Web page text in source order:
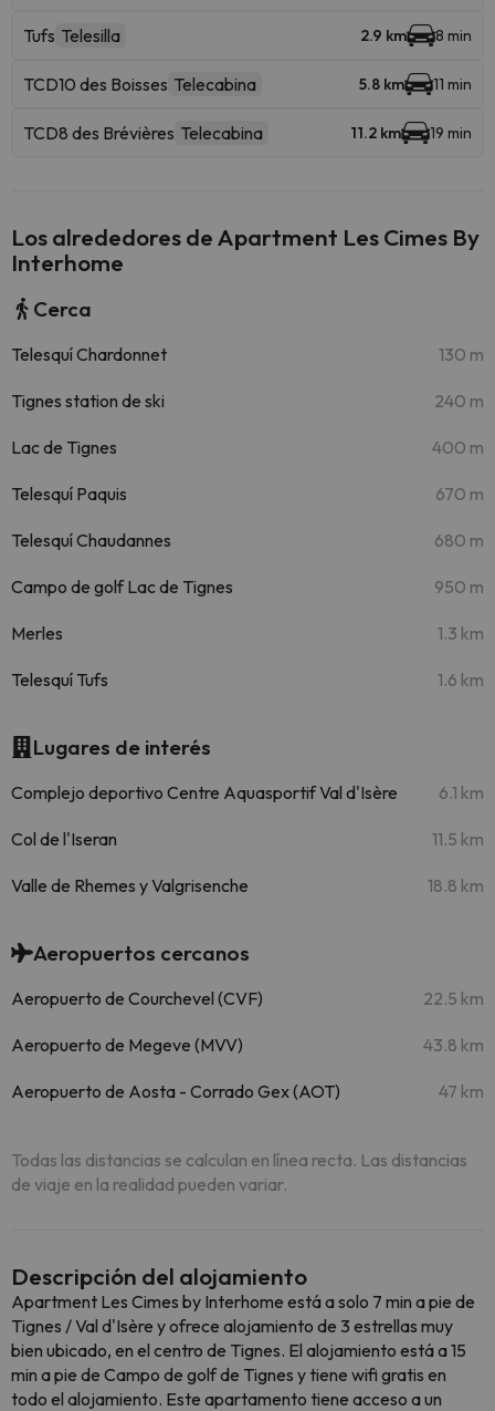
Tufs Telesilla 2.9 km 8 min
TCD10 des Boisses Telecabina 5.8 km 11 min
TCD8 des Brévières Telecabina 11.2 km 19 min
Los alrededores de Apartment Les Cimes By
Interhome
Cerca
Telesquí Chardonnet 130 m
Tignes station de ski 240 m
Lac de Tignes 400 m
Telesquí Paquis 670 m
Telesquí Chaudannes 680 m
Campo de golf Lac de Tignes 950 m
Merles 1.3 km
Telesquí Tufs 1.6 km
Lugares de interés
Complejo deportivo Centre Aquasportif Val d'Isère 6.1 km
Col de l'Iseran 11.5 km
Valle de Rhemes y Valgrisenche 18.8 km
Aeropuertos cercanos
Aeropuerto de Courchevel (CVF) 22.5 km
Aeropuerto de Megeve (MVV) 43.8 km
Aeropuerto de Aosta - Corrado Gex (AOT) 47 km
Todas las distancias se calculan en línea recta. Las distancias
de viaje en la realidad pueden variar.
Descripción del alojamiento
Apartment Les Cimes by Interhome está a solo 7 min a pie de
Tignes / Val d'Isère y ofrece alojamiento de 3 estrellas muy
bien ubicado, en el centro de Tignes. El alojamiento está a 15
min a pie de Campo de golf de Tignes y tiene wifi gratis en
todo el alojamiento. Este apartamento tiene acceso a un